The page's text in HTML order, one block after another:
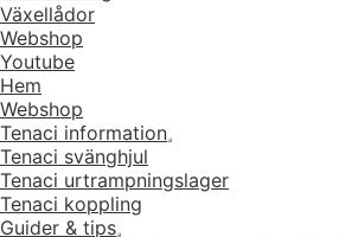
Växellådor
Webshop
Youtube
Hem
Webshop
Tenaci information
Expandera
Tenaci svänghjul
Tenaci urtrampningslager
Tenaci koppling
Guider & tips